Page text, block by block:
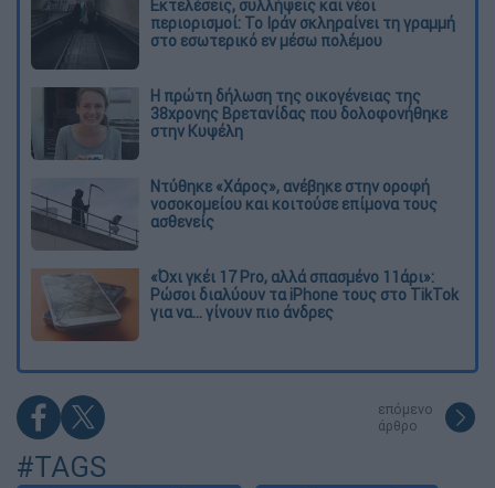
Εκτελέσεις, συλλήψεις και νέοι
περιορισμοί: Το Ιράν σκληραίνει τη γραμμή
στο εσωτερικό εν μέσω πολέμου
Η πρώτη δήλωση της οικογένειας της
38χρονης Βρετανίδας που δολοφονήθηκε
στην Κυψέλη
Ντύθηκε «Χάρος», ανέβηκε στην οροφή
νοσοκομείου και κοιτούσε επίμονα τους
ασθενείς
«Όχι γκέι 17 Pro, αλλά σπασμένο 11άρι»:
Ρώσοι διαλύουν τα iPhone τους στο TikTok
για να... γίνουν πιο άνδρες
επόμενο
άρθρο
#TAGS